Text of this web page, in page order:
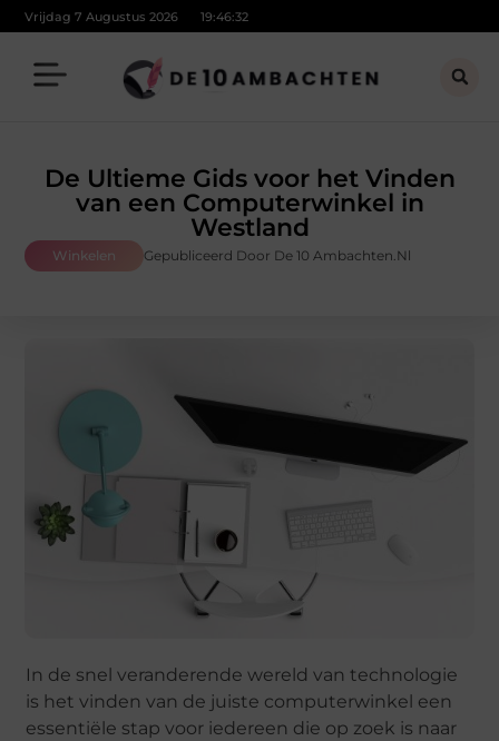
Vrijdag 7 Augustus 2026 19:46:34
De Ultieme Gids voor het Vinden
van een Computerwinkel in
Westland
Winkelen Gepubliceerd Door De 10 Ambachten.nl
In de snel veranderende wereld van technologie
is het vinden van de juiste computerwinkel een
essentiële stap voor iedereen die op zoek is naar